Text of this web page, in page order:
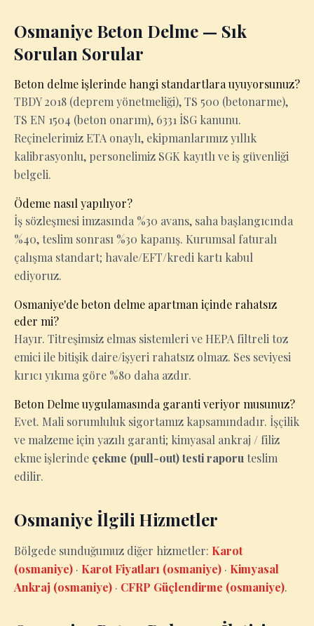
Osmaniye Beton Delme — Sık
Sorulan Sorular
Beton delme işlerinde hangi standartlara uyuyorsunuz?
TBDY 2018 (deprem yönetmeliği), TS 500 (betonarme),
TS EN 1504 (beton onarım), 6331 İSG kanunu.
Reçinelerimiz ETA onaylı, ekipmanlarımız yıllık
kalibrasyonlu, personelimiz SGK kayıtlı ve iş güvenliği
belgeli.
Ödeme nasıl yapılıyor?
İş sözleşmesi imzasında %30 avans, saha başlangıcında
%40, teslim sonrası %30 kapanış. Kurumsal faturalı
çalışma standart; havale/EFT/kredi kartı kabul
ediyoruz.
Osmaniye'de beton delme apartman içinde rahatsız
eder mi?
Hayır. Titreşimsiz elmas sistemleri ve HEPA filtreli toz
emici ile bitişik daire/işyeri rahatsız olmaz. Ses seviyesi
kırıcı yıkıma göre %80 daha azdır.
Beton Delme uygulamasında garanti veriyor musunuz?
Evet. Mali sorumluluk sigortamız kapsamındadır. İşçilik
ve malzeme için yazılı garanti; kimyasal ankraj / filiz
ekme işlerinde çekme (pull-out) testi raporu teslim
edilir.
Osmaniye İlgili Hizmetler
Bölgede sunduğumuz diğer hizmetler: Karot
(osmaniye) · Karot Fiyatları (osmaniye) · Kimyasal
Ankraj (osmaniye) · CFRP Güçlendirme (osmaniye).